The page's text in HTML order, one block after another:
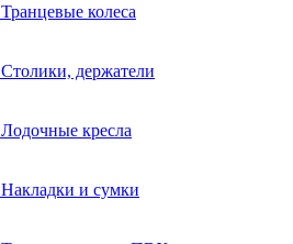
Транцевые колеса
Столики, держатели
Лодочные кресла
Накладки и сумки